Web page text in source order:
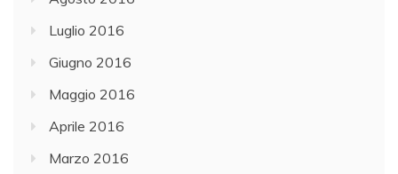
Luglio 2016
Giugno 2016
Maggio 2016
Aprile 2016
Marzo 2016